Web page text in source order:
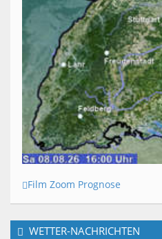
Film Zoom Prognose
WETTER-NACHRICHTEN